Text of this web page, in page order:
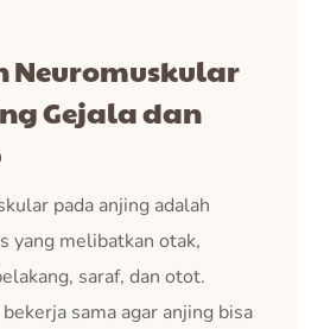
Neuromuskular
Gejala dan
pada anjing adalah
yang melibatkan otak,
saraf, dan otot.
sama agar anjing bisa